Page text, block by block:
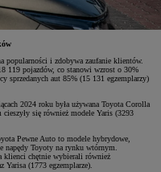
popularności i zdobywa zaufanie klientów.
119 pojazdów, co stanowi wzrost o 30%
sprzedanych aut 85% (15 131 egzemplarzy)
2024 roku była używana Toyota Corolla
się również modele Yaris (3293
Pewne Auto to modele hybrydowe,
napędy Toyoty na rynku wtórnym.
klienci chętnie wybierali również
(1773 egzemplarze).